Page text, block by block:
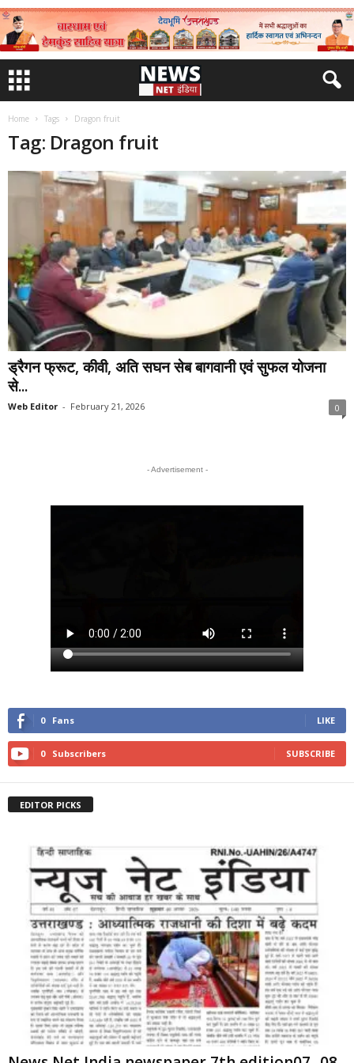
Home Tags Dragon fruit
Tag: Dragon fruit
ड्रैगन फ्रूट, कीवी, अति सघन सेब बागवानी एवं सुफल योजना
से...
Web Editor - February 21, 2026 0
- Advertisement -
0 Fans LIKE
0 Subscribers SUBSCRIBE
EDITOR PICKS